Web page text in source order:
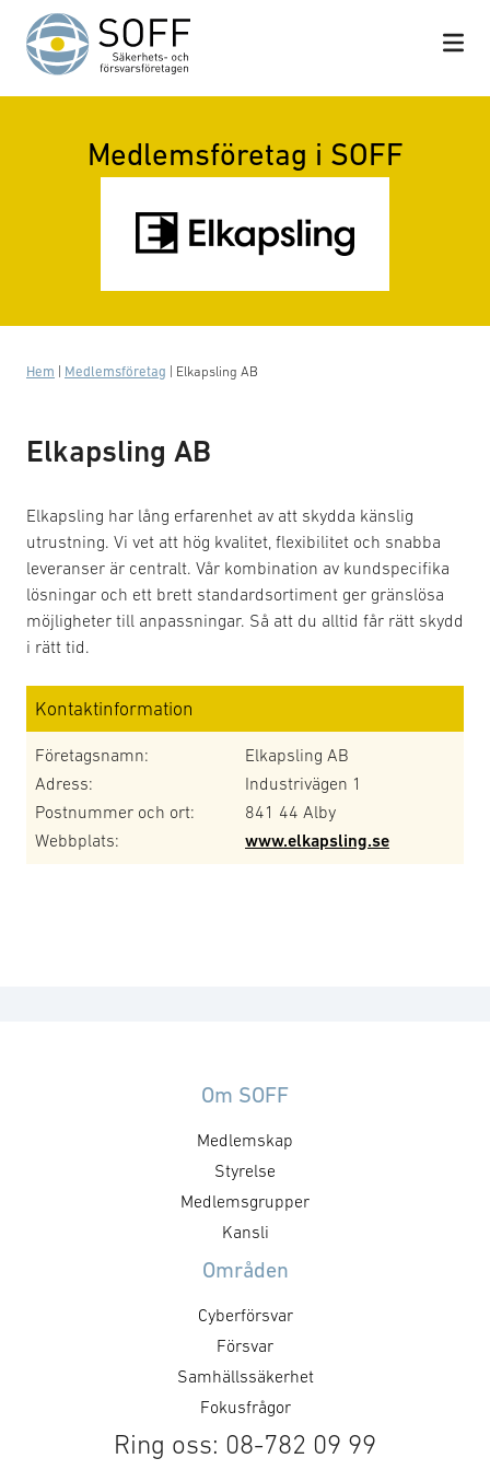
Hoppa till innehåll
Medlemsföretag i SOFF
Hem Medlemsföretag Elkapsling AB
Elkapsling AB
Elkapsling har lång erfarenhet av att skydda känslig
utrustning. Vi vet att hög kvalitet, flexibilitet och snabba
leveranser är centralt. Vår kombination av kundspecifika
lösningar och ett brett standardsortiment ger gränslösa
möjligheter till anpassningar. Så att du alltid får rätt skydd
i rätt tid.
Kontaktinformation
Företagsnamn:
Elkapsling AB
Adress:
Industrivägen 1
Postnummer och ort:
841 44 Alby
Webbplats:
www.elkapsling.se
Om SOFF
Medlemskap
Styrelse
Medlemsgrupper
Kansli
Områden
Cyberförsvar
Försvar
Samhällssäkerhet
Fokusfrågor
Ring oss: 08-782 09 99